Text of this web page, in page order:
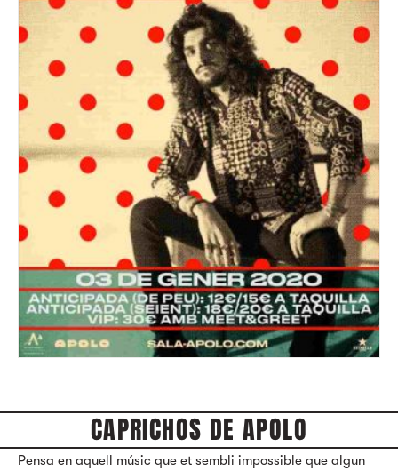
CAPRICHOS DE APOLO
Pensa en aquell músic que et sembli impossible que algun